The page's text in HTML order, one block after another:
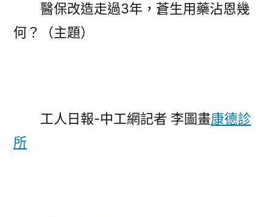
沾
醫保改造走過3年，蒼生用藥沾恩幾
何？（主題）
工人日報-中工網記者 李圖畫康德診
所